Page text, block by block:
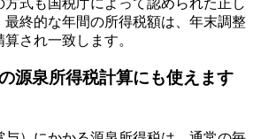
最終的な年間の所得税額は、年末調整
され一致します。
源泉所得税計算にも使えます